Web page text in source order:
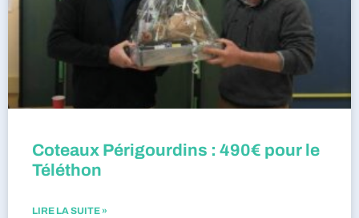
Coteaux Périgourdins : 490€ pour le
Téléthon
LIRE LA SUITE »